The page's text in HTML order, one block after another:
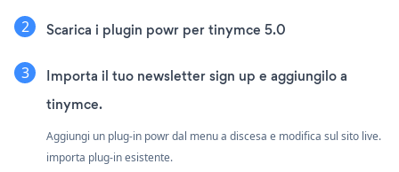
Scarica i plugin powr per tinymce 5.0
Importa il tuo newsletter sign up e aggiungilo a
tinymce.
Aggiungi un plug-in powr dal menu a discesa e modifica sul sito live.
importa plug-in esistente.